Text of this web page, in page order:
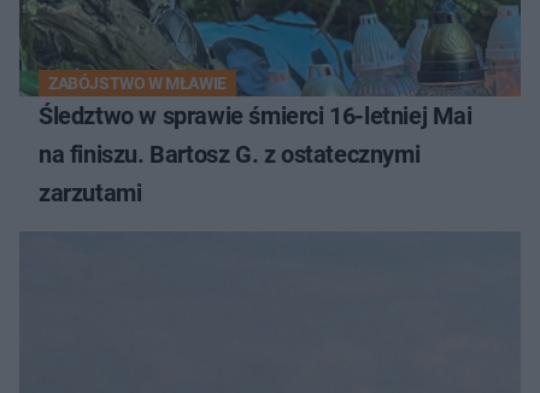
ZABÓJSTWO W MŁAWIE
Śledztwo w sprawie śmierci 16-letniej Mai
na finiszu. Bartosz G. z ostatecznymi
zarzutami